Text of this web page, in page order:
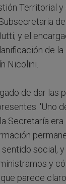
Territorial y
y el
de
Nicolini.
de dar las
'Uno
Secretaría era
social,
y
parece